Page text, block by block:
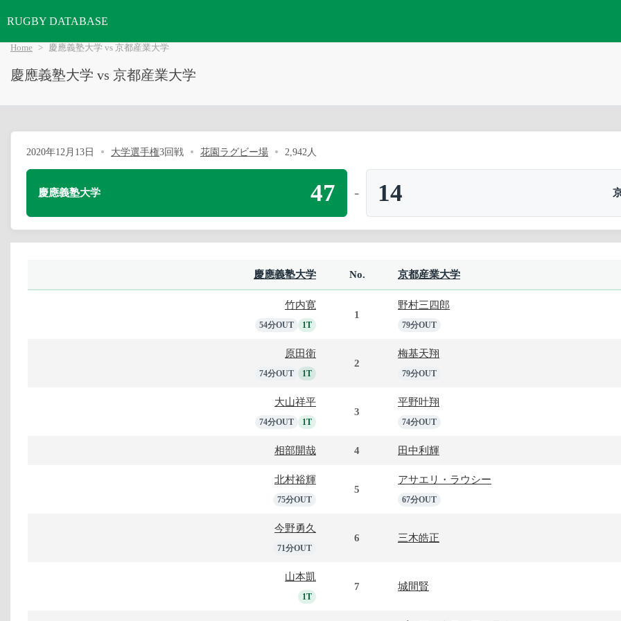
RUGBY DATABASE
Home 慶應義塾大学 vs 京都産業大学
慶應義塾大学 vs 京都産業大学
2020年12月13日 大学選手権3回戦 花園ラグビー場 2,942人
慶應義塾大学 47 - 14
慶應義塾大学 No. 京都産業大学
竹内寛
54分OUT 1T
1
野村三四郎
79分OUT
原田衛
74分OUT 1T
2
梅基天翔
79分OUT
大山祥平
74分OUT 1T
3
平野叶翔
74分OUT
相部開哉 4 田中利輝
北村裕輝
75分OUT
5
アサエリ・ラウシー
67分OUT
今野勇久
71分OUT
6 三木皓正
山本凱
1T
7 城間賢